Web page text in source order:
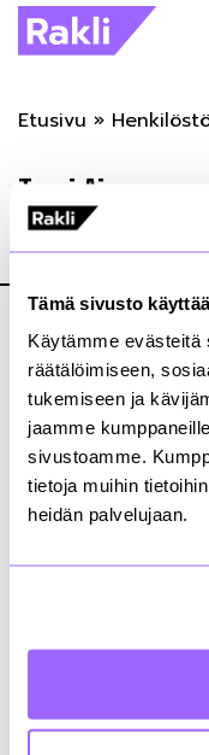
Tämä sivusto
Käytämme evästeitä
räätälöimiseen,
tukemiseen ja
jaamme
sivustoamme.
tietoja muihin
heidän palvelujaan.
Etusivu »
Tomi Aimonen
Annankatu 24, 2.
00100 Helsinki
+358 9 4767 5711
rakli@rakli.fi